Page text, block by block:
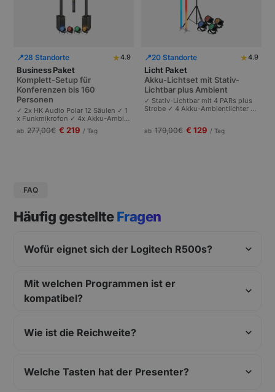
📍28 Standorte ★4.9
Business Paket
Komplett-Setup für
Konferenzen bis 160
Personen
✓ 2x HK Audio Polar 12 Säulen ✓ 1
x Funkmikrofon ✓ 4x Akku-Ambie
ntlichter | Komplettes Setup für Ta
gungen und Pressekonferenzen |
ab 277,00€ € 219 / Tag
📍20 Standorte ★4.9
Licht Paket
Akku-Lichtset mit Stativ-
Lichtbar plus Ambient
✓ Stativ-Lichtbar mit 4 PARs plus
Strobe ✓ 4 Akku-Ambientlichter ✓
ersonen.
ab 179,00€ € 129 / Tag
FAQ
Häufig gestellteFragen
Wofür eignet sich der Logitech R500s?
Mit welchen Programmen ist er
kompatibel?
Wie ist die Reichweite?
Welche Tasten hat der Presenter?